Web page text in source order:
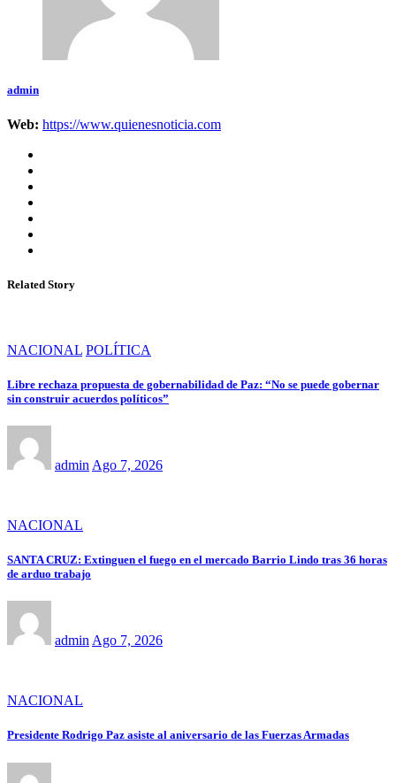
admin
Web: https://www.quienesnoticia.com
Related Story
NACIONAL POLÍTICA
Libre rechaza propuesta de gobernabilidad de Paz: “No se puede gobernar
sin construir acuerdos políticos”
admin Ago 7, 2026
NACIONAL
SANTA CRUZ: Extinguen el fuego en el mercado Barrio Lindo tras 36 horas
de arduo trabajo
admin Ago 7, 2026
NACIONAL
Presidente Rodrigo Paz asiste al aniversario de las Fuerzas Armadas